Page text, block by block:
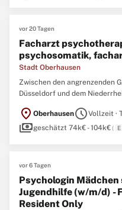
vor 20 Tagen
Facharzt
psychosomatik,
Stadt Oberhausen
Zwischen den angrenzenden
Düsseldorf und dem
für Menschen, die das
bevorzugen oder das
location_on OberhausenscheduleVollzeit ·
paymentsgeschätzt 74k€ - 104k€(
vor 6 Tagen
Psychologin
Jugendhilfe (w/m/d) -
Resident Only